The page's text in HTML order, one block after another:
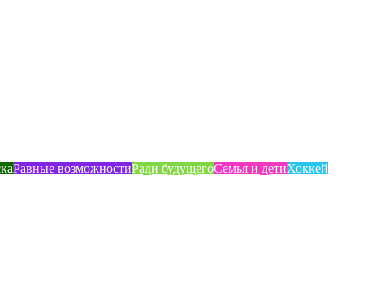
Равные возможностиРади будущегоСемья и детиХоккей